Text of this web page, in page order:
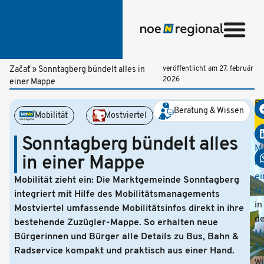
Začať» Sonntagberg bündelt alles in
einer Mappe
veröffentlicht am 27. február
2026
Mobilität Mostviertel Beratung & Wissen
Sonntagberg bündelt alles
in einer Mappe
Mobilität zieht ein: Die Marktgemeinde Sonntagberg
integriert mit Hilfe des Mobilitätsmanagements
Mostviertel umfassende Mobilitätsinfos direkt in ihre
bestehende Zuzügler-Mappe. So erhalten neue
Bürgerinnen und Bürger alle Details zu Bus, Bahn &
Radservice kompakt und praktisch aus einer Hand.
in
in